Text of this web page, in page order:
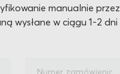
manualnie przez
wysłane w ciągu 1-2 dni